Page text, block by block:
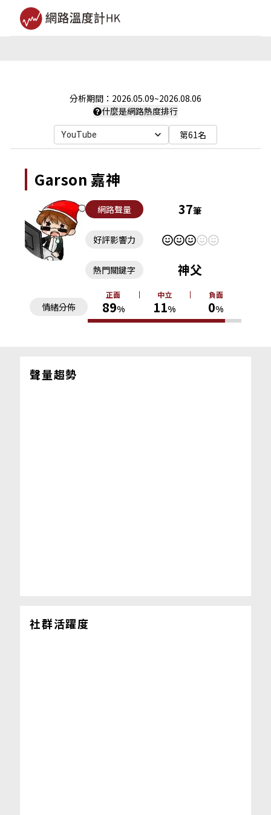
分析期間： 2026.05.09~2026.08.06
什麼是網路熱度排行
YouTube 第61名
Garson 嘉神
網路聲量 37筆
好評影響力
情緒分佈
正面
89%
中立
11%
負面
0%
熱門關鍵字 神父
聲量趨勢
社群活躍度